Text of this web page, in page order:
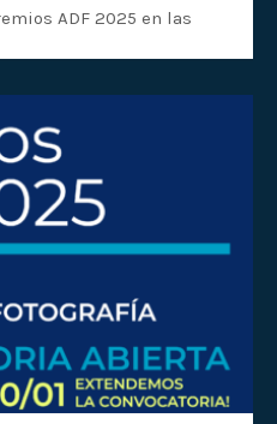
ADF 2025 en las